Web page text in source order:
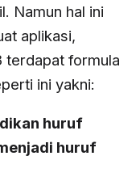
Namun hal ini
aplikasi,
terdapat formula
ini yakni:
huruf
huruf